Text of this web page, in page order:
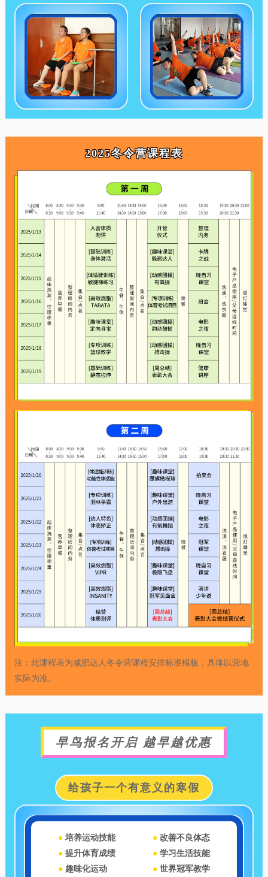
2025冬令营课程表
注：此课程表为减肥达人冬令营课程安排标准模板，具体以营地
实际为准。
早鸟报名开启 越早越优惠
给孩子一个有意义的寒假
●培养运动技能
●提升体育成绩
●趣味化运动
● 改善不良体态
● 学习生活技能
● 世界冠军教学